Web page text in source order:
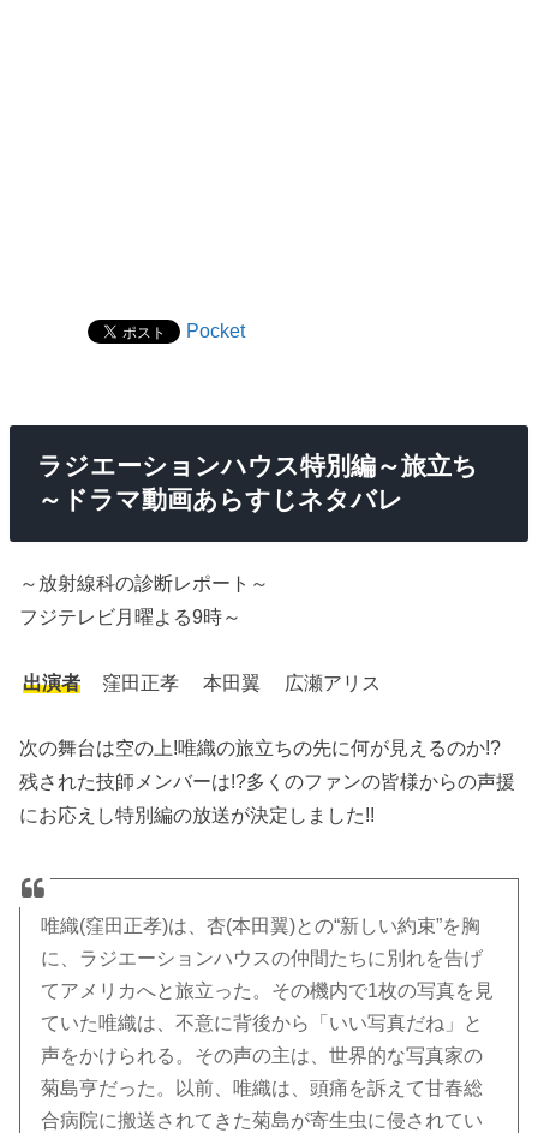
Pocket
ラジエーションハウス特別編～旅立ち
～ドラマ動画あらすじネタバレ
～放射線科の診断レポート～
フジテレビ月曜よる9時～
出演者 窪田正孝 本田翼 広瀬アリス
次の舞台は空の上!唯織の旅立ちの先に何が見えるのか!?
残された技師メンバーは!?多くのファンの皆様からの声援
にお応えし特別編の放送が決定しました!!
唯織(窪田正孝)は、杏(本田翼)との“新しい約束”を胸
に、ラジエーションハウスの仲間たちに別れを告げ
てアメリカへと旅立った。その機内で1枚の写真を見
ていた唯織は、不意に背後から「いい写真だね」と
声をかけられる。その声の主は、世界的な写真家の
菊島亨だった。以前、唯織は、頭痛を訴えて甘春総
合病院に搬送されてきた菊島が寄生虫に侵されてい